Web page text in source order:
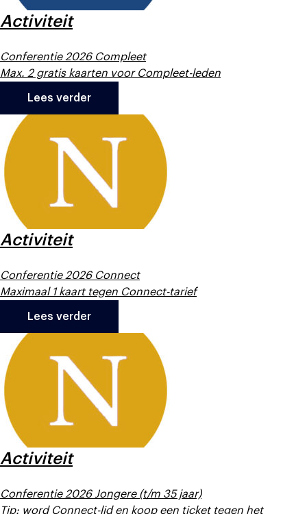
Activiteit
Conferentie 2026 Compleet
Max. 2 gratis kaarten voor Compleet-leden
Lees verder
Activiteit
Conferentie 2026 Connect
Maximaal 1 kaart tegen Connect-tarief
Lees verder
Activiteit
Conferentie 2026 Jongere (t/m 35 jaar)
Tip: word Connect-lid en koop een ticket tegen het